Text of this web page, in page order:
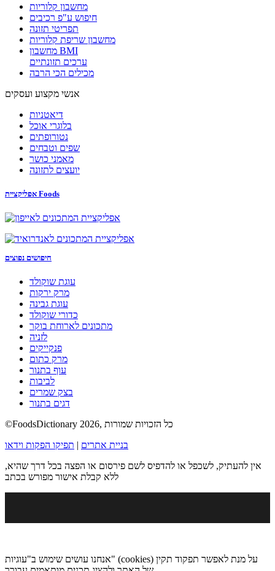
מחשבון קלוריות
חיפוש ע"פ רכיבים
תפריטי תזונה
מחשבון שריפת קלוריות
מחשבון BMI
ערכים תזונתיים
מכילים הכי הרבה
אנשי מקצוע ועסקים
דיאטניות
בלוגרי אוכל
נטורופתים
שפים וטבחים
מאמני כושר
יועצים לתזונה
אפליקציית Foods
חיפושים נפוצים
עוגת שוקולד
מרק ירקות
עוגת גבינה
כדורי שוקולד
מתכונים לארוחת בוקר
לזניה
פנקייקים
מרק כתום
עוף בתנור
לביבות
בצק שמרים
דגים בתנור
©FoodsDictionary 2026, כל הזכויות שמורות
בניית אתרים | תפיקו הפקות וידאו
אין להעתיק, לשכפל או להדפיס לשם פירסום או הפצה בכל דרך שהיא,
ללא קבלת אישור מפורש בכתב
אנחנו עושים שימוש ב"עוגיות" (cookies) על מנת לאפשר תפקוד תקין